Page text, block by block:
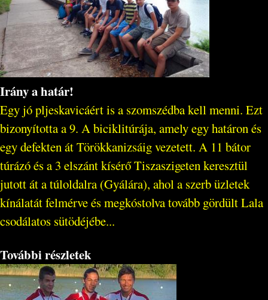
Irány a határ!
Egy jó pljeskavicáért is a szomszédba kell menni. Ezt
bizonyította a 9. A biciklitúrája, amely egy határon és
egy defekten át Törökkanizsáig vezetett. A 11 bátor
túrázó és a 3 elszánt kísérő Tiszaszigeten keresztül
jutott át a túloldalra (Gyálára), ahol a szerb üzletek
kínálatát felmérve és megkóstolva tovább gördült Lala
csodálatos sütödéjébe...
További részletek